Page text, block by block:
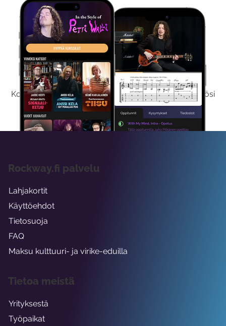
Kokeile Ilmaiseksi
Kokeilemalla ilmaiseksi saat koko sisältömme käyttöösi
viikon ajaksi.
Rockway.fi palvelu
Lahjakortit
Käyttöehdot
Tietosuoja
FAQ
Maksu kulttuuri- ja virike-eduilla
Tietoa meistä
Yrityksestä
Työpaikat